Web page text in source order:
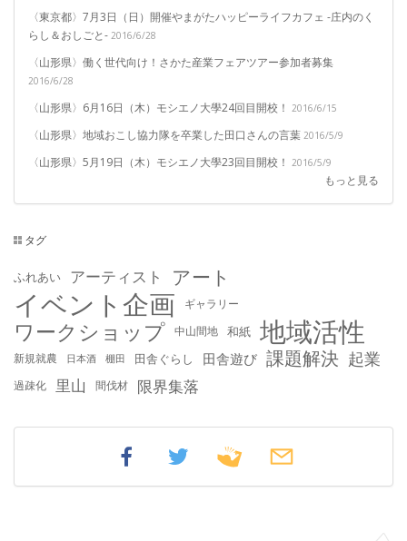
〈東京都〉7月3日（日）開催やまがたハッピーライフカフェ -庄内のく
らし＆おしごと- 2016/6/28
〈山形県〉働く世代向け！さかた産業フェアツアー参加者募集
2016/6/28
〈山形県〉6月16日（木）モシエノ大學24回目開校！ 2016/6/15
〈山形県〉地域おこし協力隊を卒業した田口さんの言葉 2016/5/9
〈山形県〉5月19日（木）モシエノ大學23回目開校！ 2016/5/9
もっと見る
タグ
ふれあい アーティスト アート
イベント企画 ギャラリー
ワークショップ 中山間地 和紙 地域活性
新規就農 日本酒 棚田 田舎ぐらし 田舎遊び 課題解決 起業
過疎化 里山 間伐材 限界集落